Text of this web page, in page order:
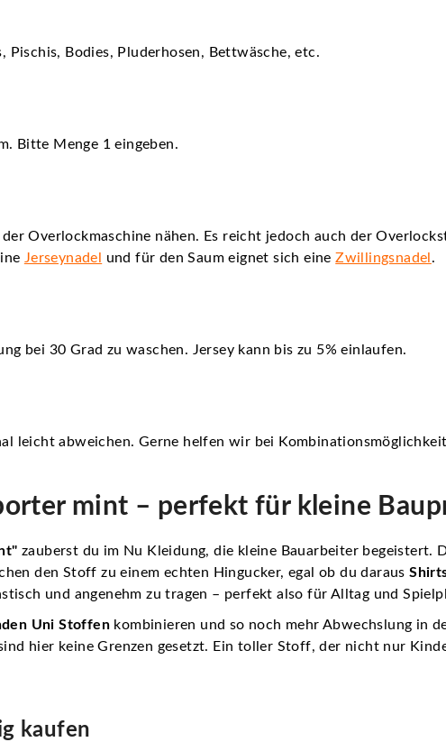
Bodies, Pluderhosen, Bettwäsche, etc.
Bitte Menge 1 eingeben.
Overlockmaschine nähen. Es reicht jedoch auch der
Jerseynadel und für den Saum eignet sich eineZwillingsnadel .
bei 30 Grad zu waschen. Jersey kann bis zu 5% einlaufen.
leicht abweichen. Gerne helfen wir bei
mint – perfekt für kleine
zauberst du im Nu Kleidung, die kleine Bauarbeiter begeistert.
den Stoff zu einem echten Hingucker, egal ob du daraus
und angenehm zu tragen – perfekt also für Alltag und
Uni Stoffen kombinieren und so noch mehr Abwechslung in
hier keine Grenzen gesetzt. Ein toller Stoff, der nicht nur
kaufen